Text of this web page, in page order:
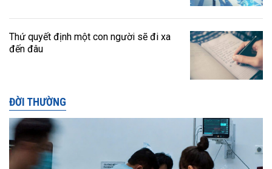
Thứ quyết định một con người sẽ đi xa
đến đâu
ĐỜI THƯỜNG